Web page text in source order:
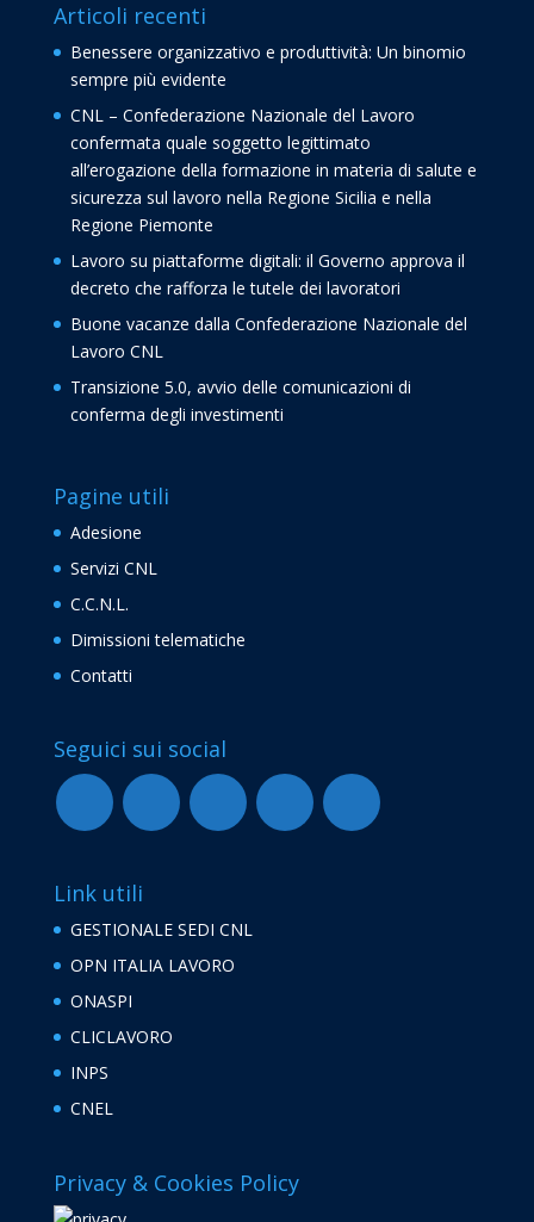
Articoli recenti
Benessere organizzativo e produttività: Un binomio
sempre più evidente
CNL – Confederazione Nazionale del Lavoro
confermata quale soggetto legittimato
all’erogazione della formazione in materia di salute e
sicurezza sul lavoro nella Regione Sicilia e nella
Regione Piemonte
Lavoro su piattaforme digitali: il Governo approva il
decreto che rafforza le tutele dei lavoratori
Buone vacanze dalla Confederazione Nazionale del
Lavoro CNL
Transizione 5.0, avvio delle comunicazioni di
conferma degli investimenti
Pagine utili
Adesione
Servizi CNL
C.C.N.L.
Dimissioni telematiche
Contatti
Seguici sui social
Link utili
GESTIONALE SEDI CNL
OPN ITALIA LAVORO
ONASPI
CLICLAVORO
INPS
CNEL
Privacy & Cookies Policy